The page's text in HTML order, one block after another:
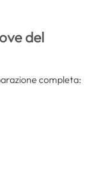
del
completa: